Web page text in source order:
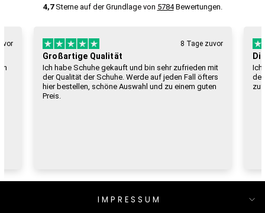
4,7Sterne auf der Grundlage von 5784Bewertungen.
8 Tage zuvor
Großartige Qualität
Ich habe Schuhe gekauft und bin sehr zufrieden mit
der Qualität der Schuhe. Werde auf jeden Fall öfters
hier bestellen, schöne Auswahl und zu einem guten
Preis.
Ich
IMPRESSUM